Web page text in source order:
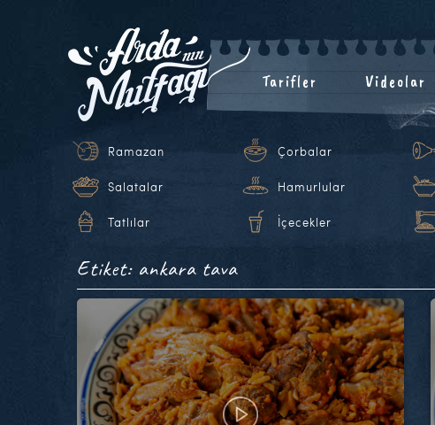
Tarifler Videolar
Ramazan Çorbalar
Salatalar Hamurlular
Tatlılar İçecekler
Etiket: ankara tava